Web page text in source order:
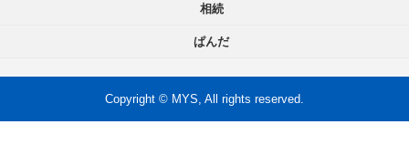
相続
ぱんだ
Copyright © MYS, All rights reserved.